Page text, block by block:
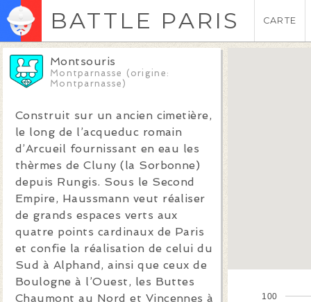
BATTLE PARIS CARTE
Montsouris
Montparnasse (origine:
Montparnasse)
Construit sur un ancien cimetière,
le long de l’acqueduc romain
d’Arcueil fournissant en eau les
thèrmes de Cluny (la Sorbonne)
depuis Rungis. Sous le Second
Empire, Haussmann veut réaliser
de grands espaces verts aux
quatre points cardinaux de Paris
et confie la réalisation de celui du
Sud à Alphand, ainsi que ceux de
Boulogne à l’Ouest, les Buttes
Chaumont au Nord et Vincennes à
100